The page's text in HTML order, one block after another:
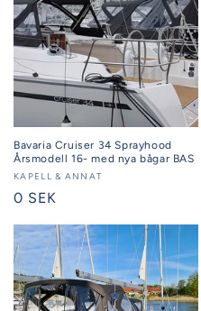
Bavaria Cruiser 34 Sprayhood
Årsmodell 16- med nya bågar BAS
Säljare:
KAPELL & ANNAT
Ordinarie
0 SEK